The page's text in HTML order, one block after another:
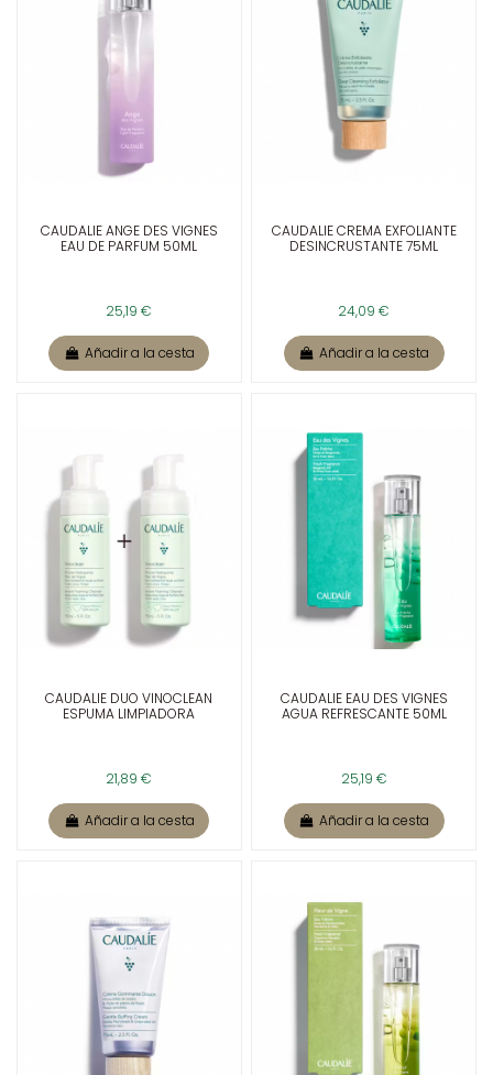
CAUDALIE ANGE DES VIGNES
EAU DE PARFUM 50ML
25,19 €
Añadir a la cesta
CAUDALIE CREMA EXFOLIANTE
DESINCRUSTANTE 75ML
24,09 €
Añadir a la cesta
CAUDALIE DUO VINOCLEAN
ESPUMA LIMPIADORA
21,89 €
Añadir a la cesta
CAUDALIE EAU DES VIGNES
AGUA REFRESCANTE 50ML
25,19 €
Añadir a la cesta